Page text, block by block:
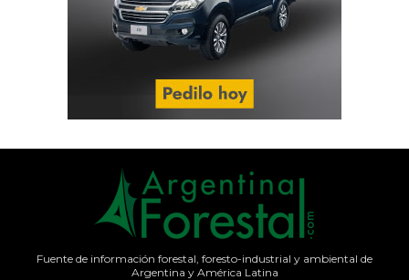
Fuente de información forestal, foresto-industrial y ambiental de
Argentina y América Latina